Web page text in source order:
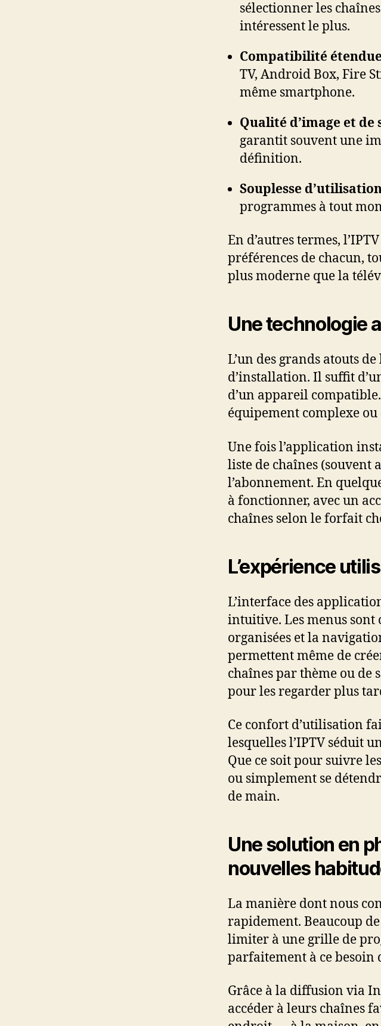
sélectionner les
intéressent le plus.
Compatibilité
TV, Android Box, Fire
même smartphone.
Qualité d’image et de
garantit souvent une
définition.
Souplesse
programmes à tout
En d’autres termes,
préférences de chacun,
plus moderne que la
Une technologie
L’un des grands atouts
d’installation. Il suffit
d’un appareil
équipement complexe ou
Une fois l’application
liste de chaînes (souvent
l’abonnement. En
à fonctionner, avec un
chaînes selon le forfait
L’expérience
L’interface des
intuitive. Les menus sont
organisées et la
permettent même de
chaînes par thème ou de
pour les regarder plus
Ce confort d’utilisation
lesquelles l’IPTV séduit
Que ce soit pour suivre
ou simplement se
de main.
Une solution en
nouvelles
La manière dont nous
rapidement. Beaucoup
limiter à une grille de
parfaitement à ce besoin
Grâce à la diffusion via
accéder à leurs chaînes